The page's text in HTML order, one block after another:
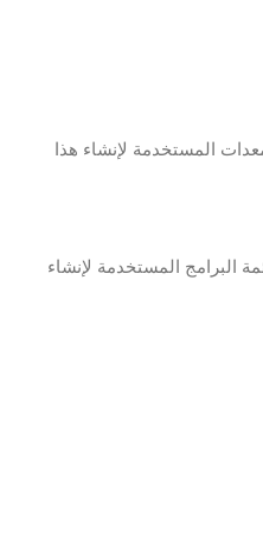
لإنشاء هذا
المستخدمة لإنشاء